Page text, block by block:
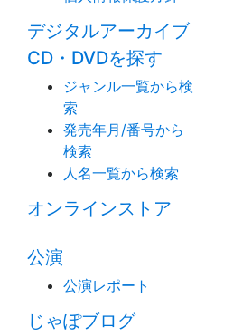
デジタルアーカイブ
CD・DVDを探す
ジャンル一覧から検
索
発売年月/番号から
検索
人名一覧から検索
オンラインストア
公演
公演レポート
じゃぽブログ